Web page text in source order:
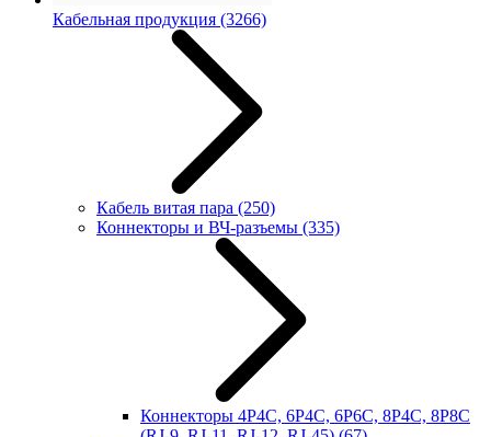
Кабельная продукция (3266)
Кабель витая пара (250)
Коннекторы и ВЧ-разъемы (335)
Коннекторы 4P4C, 6P4C, 6P6C, 8P4C, 8P8C